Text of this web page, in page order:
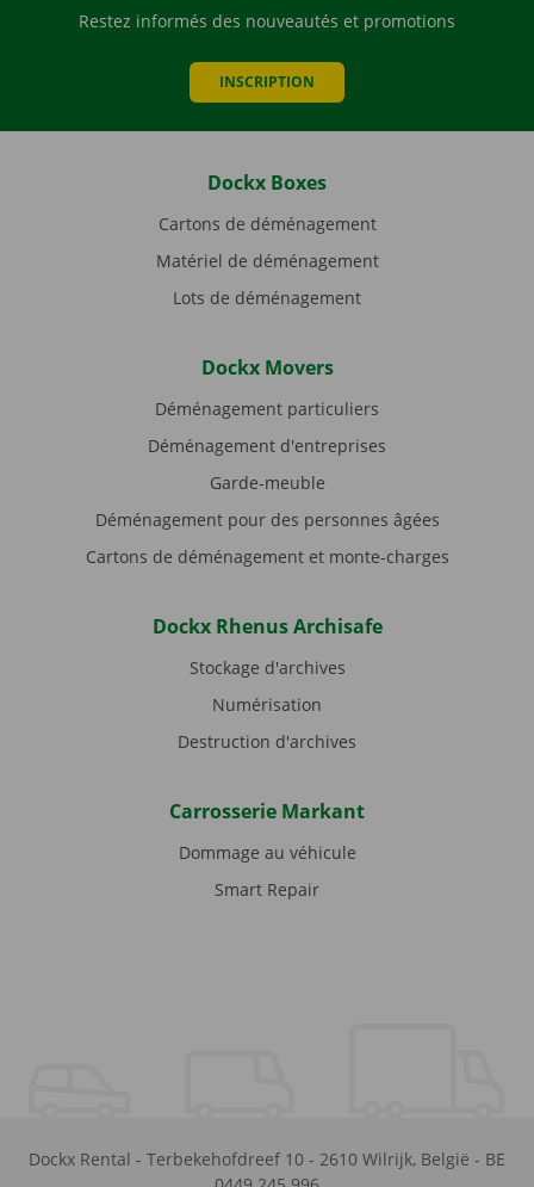
Restez informés des nouveautés et promotions
INSCRIPTION
Dockx Boxes
Cartons de déménagement
Matériel de déménagement
Lots de déménagement
Dockx Movers
Déménagement particuliers
Déménagement d'entreprises
Garde-meuble
Déménagement pour des personnes âgées
Cartons de déménagement et monte-charges
Dockx Rhenus Archisafe
Stockage d'archives
Numérisation
Destruction d'archives
Carrosserie Markant
Dommage au véhicule
Smart Repair
Dockx Rental - Terbekehofdreef 10 - 2610 Wilrijk, België - BE